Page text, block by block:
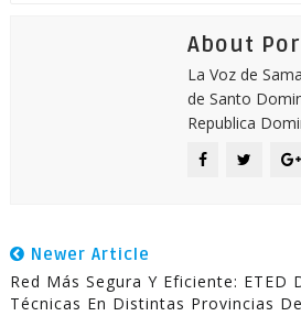
About
La Voz de
de Santo
Republica
Newer Article
Red Más Segura Y Eficiente: ETED
Técnicas En Distintas Provincias